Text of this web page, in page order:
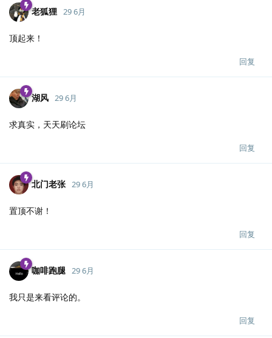
老狐狸 29 6月
顶起来！
回复
湖风 29 6月
求真实，天天刷论坛
回复
北门老张 29 6月
置顶不谢！
回复
咖啡跑腿 29 6月
我只是来看评论的。
回复